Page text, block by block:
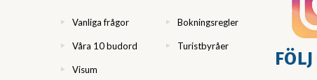
Vanliga frågor Bokningsregler
Våra 10 budord Turistbyråer
Visum